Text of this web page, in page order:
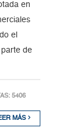
en
el
de
5406
MÁS